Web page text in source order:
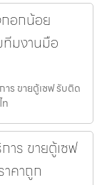
กอกน้อย
มงานมือ
ร ขายตู้เซฟ รับติด
าร ขายตู้เซฟ
คาถูก